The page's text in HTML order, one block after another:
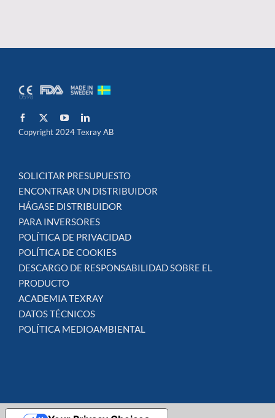
Copyright 2024 Texray AB
SOLICITAR PRESUPUESTO
ENCONTRAR UN DISTRIBUIDOR
HÁGASE DISTRIBUIDOR
PARA INVERSORES
POLÍTICA DE PRIVACIDAD
POLÍTICA DE COOKIES
DESCARGO DE RESPONSABILIDAD SOBRE EL
PRODUCTO
ACADEMIA TEXRAY
DATOS TÉCNICOS
POLÍTICA MEDIOAMBIENTAL